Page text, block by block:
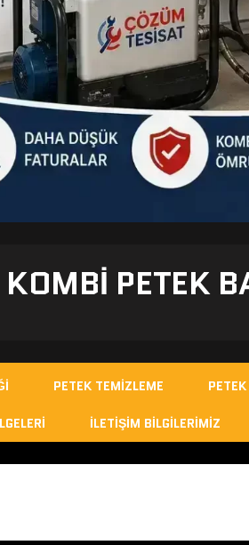
PETEK
PETEK TEMIZLEME
İLETIŞIM BILGILERIMIZ